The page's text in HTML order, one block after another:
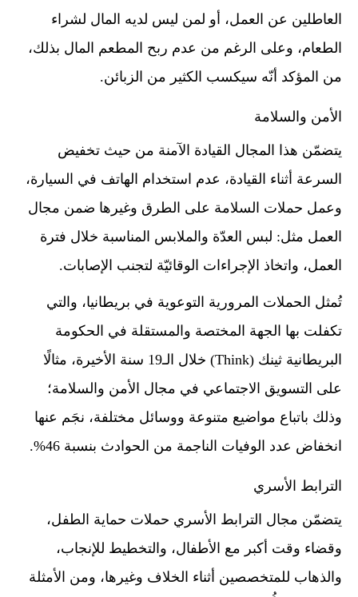
العاطلين عن العمل، أو لمن ليس لديه المال لشراء
الطعام، وعلى الرغم من عدم ربح المطعم المال بذلك،
من المؤكد أنّه سيكسب الكثير من الزبائن.
الأمن والسلامة
يتضمّن هذا المجال القيادة الآمنة من حيث تخفيض
السرعة أثناء القيادة، عدم استخدام الهاتف في السيارة،
وعمل حملات السلامة على الطرق وغيرها ضمن مجال
العمل مثل: لبس العدّة والملابس المناسبة خلال فترة
العمل، واتخاذ الإجراءات الوقائيّة لتجنب الإصابات.
تُمثل الحملات المرورية التوعوية في بريطانيا، والتي
تكفلت بها الجهة المختصة والمستقلة في الحكومة
البريطانية ثينك (Think) خلال الـ19 سنة الأخيرة، مثالًا
على التسويق الاجتماعي في مجال الأمن والسلامة؛
وذلك باتباع مواضيع متنوعة ووسائل مختلفة، نجَم عنها
انخفاض عدد الوفيات الناجمة من الحوادث بنسبة 46%.
الترابط الأسري
يتضمّن مجال الترابط الأسري حملات حماية الطفل،
وقضاء وقت أكبر مع الأطفال، والتخطيط للإنجاب،
والذهاب للمتخصصين أثناء الخلاف وغيرها، ومن الأمثلة